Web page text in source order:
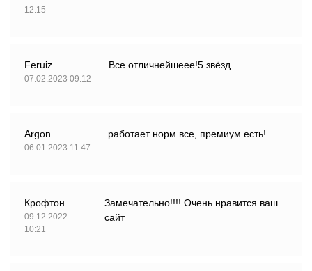
12:15
Feruiz
07.02.2023 09:12
Все отличнейшеее!5 звёзд
Argon
06.01.2023 11:47
работает норм все, премиум есть!
Крофтон
09.12.2022
10:21
Замечательно!!!! Очень нравится ваш
сайт